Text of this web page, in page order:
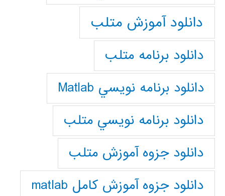
دانلود آموزش متلب
دانلود برنامه متلب
دانلود برنامه نويسي Matlab
دانلود برنامه نويسي متلب
دانلود جزوه آموزش متلب
دانلود جزوه آموزش کامل matlab